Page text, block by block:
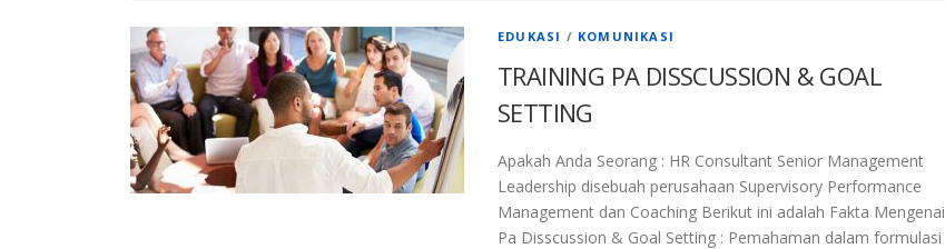
EDUKASI / KOMUNIKASI
TRAINING PA DISSCUSSION & GOAL
SETTING
Apakah Anda Seorang : HR Consultant Senior Management
Leadership disebuah perusahaan Supervisory Performance
Management dan Coaching Berikut ini adalah Fakta Mengenai
Pa Disscussion & Goal Setting : Pemahaman dalam formulasi